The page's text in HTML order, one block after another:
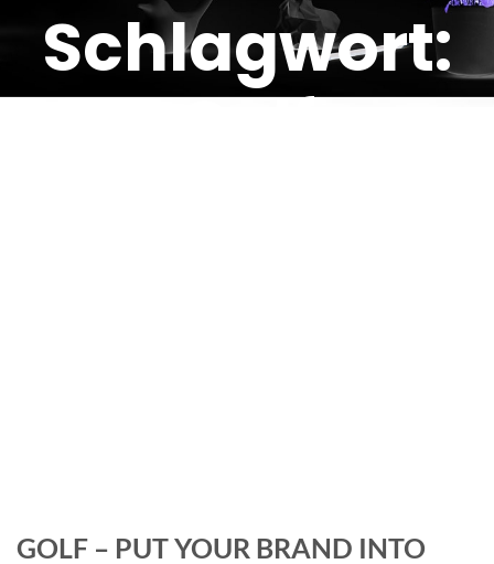
Schlagwort:
Golf
GOLF – PUT YOUR BRAND INTO